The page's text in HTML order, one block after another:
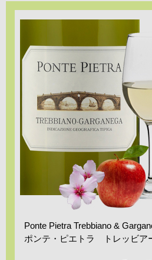
Ponte Pietra Trebbiano &
ポンテ・ピエトラ トレッビア